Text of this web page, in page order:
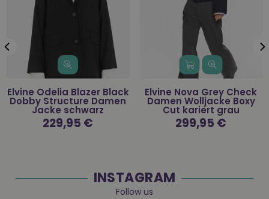
Elvine Odelia Blazer Black
Dobby Structure Damen
Jacke schwarz
Normaler
Preis
229,95 €
Elvine Nova Grey Check
Damen Wolljacke Boxy
Cut kariert grau
Normaler
Preis
299,95 €
INSTAGRAM
Follow us